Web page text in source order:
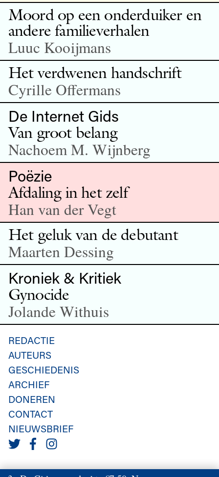
Moord op een onderduiker en
andere familieverhalen
Luuc Kooijmans
Het verdwenen handschrift
Cyrille Offermans
De Internet Gids
Van groot belang
Nachoem M. Wijnberg
Poëzie
Afdaling in het zelf
Han van der Vegt
Het geluk van de debutant
Maarten Dessing
Kroniek & Kritiek
Gynocide
Jolande Withuis
REDACTIE
AUTEURS
GESCHIEDENIS
ARCHIEF
DONEREN
CONTACT
NIEUWSBRIEF